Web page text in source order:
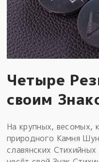
Четыре
своим
На крупных, весомых,
природного Камня
славянских